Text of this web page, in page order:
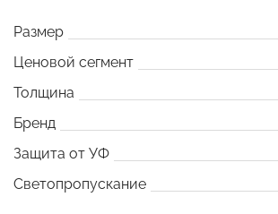
Размер
Ценовой сегмент
Толщина
Бренд
Защита от УФ
Светопропускание